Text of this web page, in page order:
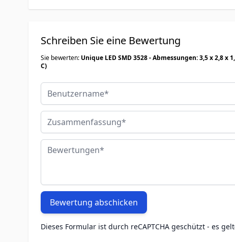
Schreiben Sie eine Bewertung
Sie bewerten: Unique LED SMD 3528 - Abmessungen: 3,5 x 2,8 x 1,9 mm | LED
C)
Benutzername
Zusammenfassung
Bewertungen
Bewertung abschicken
Dieses Formular ist durch reCAPTCHA geschützt - es